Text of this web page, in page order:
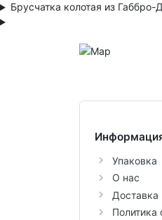
Брусчатка колотая из Габбро-
Упаковка
О нас
Доставка
Политика